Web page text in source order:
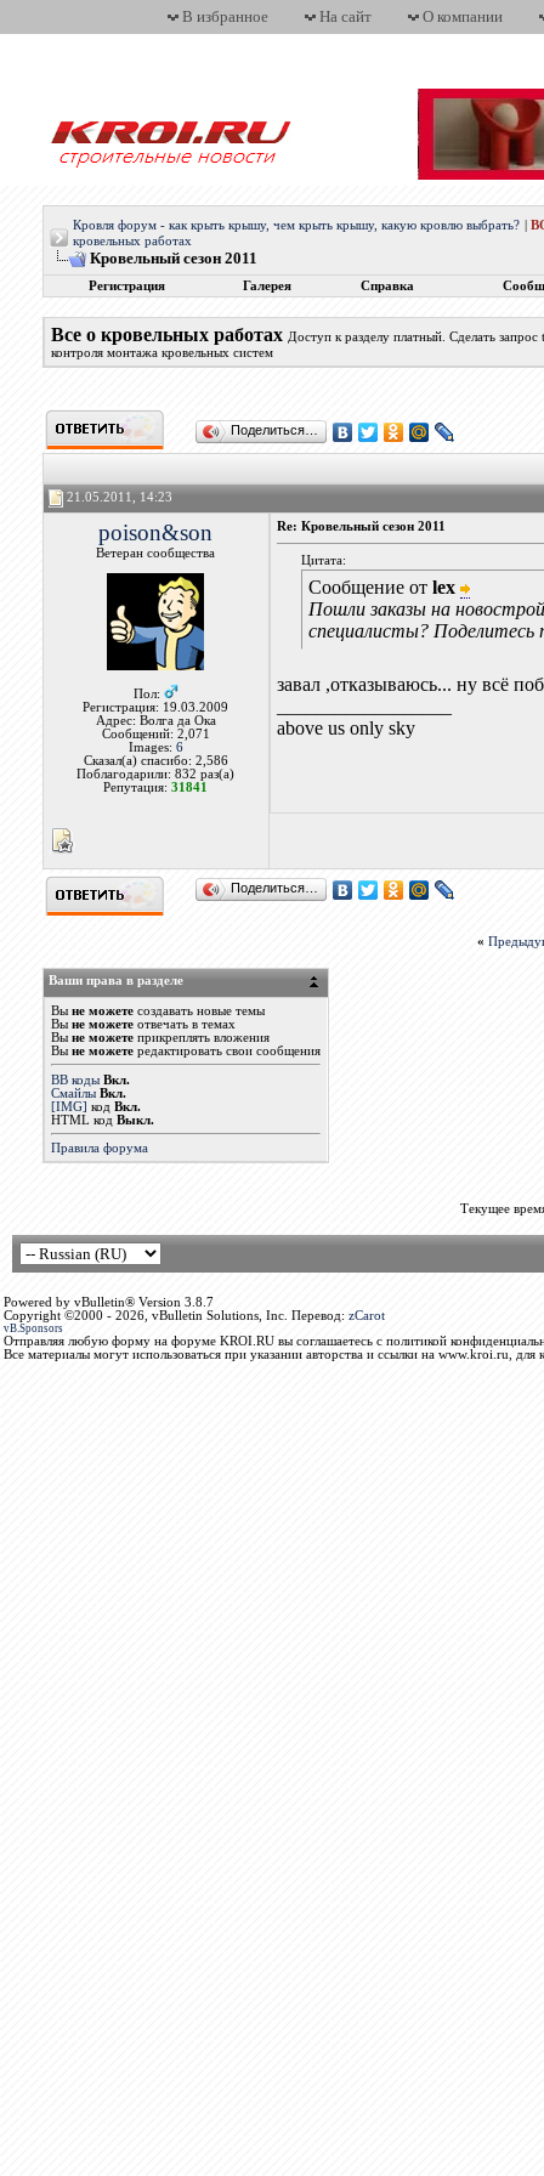
В избранное На сайт О компании
Кровля форум - как крыть крышу, чем крыть крышу, какую кровлю выбрать?
кровельных работах
Кровельный сезон 2011
Регистрация Галерея Справка
Все о кровельных работах Доступ к разделу платный. Сделать
контроля монтажа кровельных систем
Поделиться…
21.05.2011, 14:23
poison&son
Ветеран сообщества
Пол:
Регистрация: 19.03.2009
Адрес: Волга да Ока
Сообщений: 2,071
Images: 6
Сказал(а) спасибо: 2,586
Поблагодарили: 832 раз(а)
Репутация:31841
Re: Кровельный сезон 2011
Цитата:
Сообщение от lex
Пошли заказы на
специалисты? Поделитесь
завал ,отказываюсь... ну всё
above us only sky
Поделиться…
«
Ваши права в разделе
Вы не можетесоздавать новые темы
Вы не можетеотвечать в темах
Вы не можетеприкреплять вложения
Вы не можетередактировать свои сообщения
BB коды Вкл.
Смайлы Вкл.
[IMG] код Вкл.
HTML код Выкл.
Правила форума
Текущее
Powered by vBulletin® Version 3.8.7
Copyright ©2000 - 2026, vBulletin Solutions, Inc. Перевод: zCarot
vB.Sponsors
Отправляя любую форму на форуме KROI.RU вы соглашаетесь с политикой
Все материалы могут использоваться при указании авторства и ссылки на www.kroi.ru, для